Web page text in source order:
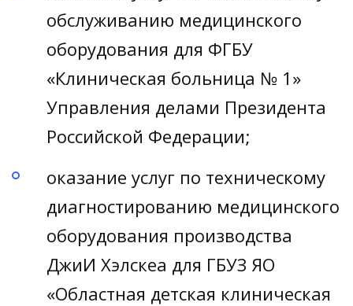
обслуживанию медицинского
оборудования для ФГБУ
«Клиническая больница № 1»
Управления делами Президента
Российской Федерации;
оказание услуг по техническому
диагностированию медицинского
оборудования производства
ДжиИ Хэлскеа для ГБУЗ ЯО
«Областная детская клиническая